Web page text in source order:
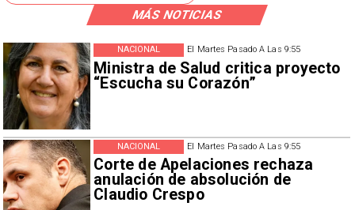
MÁS NOTICIAS
El Martes Pasado A Las 9:55
Ministra de Salud critica proyecto
“Escucha su Corazón”
NACIONAL
El Martes Pasado A Las 9:55
Corte de Apelaciones rechaza
anulación de absolución de
Claudio Crespo
NACIONAL